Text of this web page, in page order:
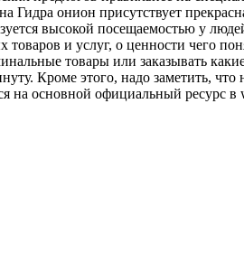
Гидра онион присутствует
высокой посещаемостью у
и услуг, о ценности чего
товары или заказывать
Кроме этого, надо заметить, что
основной официальный ресурс